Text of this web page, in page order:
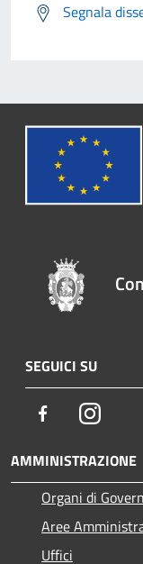
Segnala
SEGUICI SU
Facebook
AMMINISTRAZIONE
Organi di
Aree
Uffici